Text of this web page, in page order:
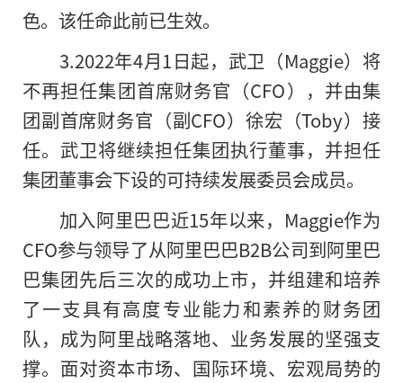
色。该任命此前已生效。
3.2022年4月1日起，武卫（Maggie）将
不再担任集团首席财务官（CFO），并由集
团副首席财务官（副CFO）徐宏（Toby）接
任。武卫将继续担任集团执行董事，并担任
集团董事会下设的可持续发展委员会成员。
加入阿里巴巴近15年以来，Maggie作为
CFO参与领导了从阿里巴巴B2B公司到阿里巴
巴集团先后三次的成功上市，并组建和培养
了一支具有高度专业能力和素养的财务团
队，成为阿里战略落地、业务发展的坚强支
撑。面对资本市场、国际环境、宏观局势的